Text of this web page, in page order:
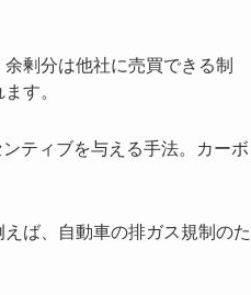
剰分は他社に売買できる制
す。
ティブを与える手法。カーボ
ば、自動車の排ガス規制のた